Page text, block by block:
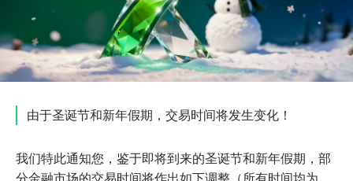
由于圣诞节和新年假期，交易时间将发生变化！
我们特此通知您，鉴于即将到来的圣诞节和新年假期，部
分金融市场的交易时间将作出如下调整（所有时间均为